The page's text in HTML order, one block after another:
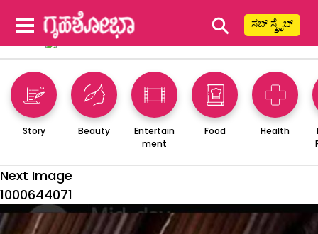
⚲ ಸಬ್ ಸ್ಕ್ರೈಬ್
Story Beauty
Entertain
ment
Food Health
Next Image
1000644071